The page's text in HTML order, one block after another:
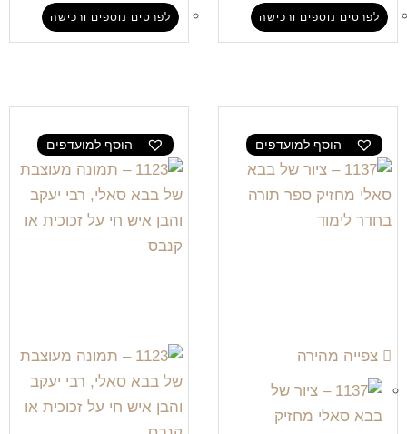
לפרטים נוספים ורכישה לפרטים נוספים ורכישה
הוסף למועדפים
צפייה מהירה
הוסף למועדפים